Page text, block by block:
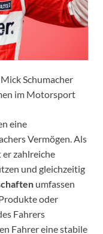
Schumacher
im Motorsport
eine
Vermögen. Als
zahlreiche
und gleichzeitig
umfassen
oder
Fahrers
Fahrer eine stabile